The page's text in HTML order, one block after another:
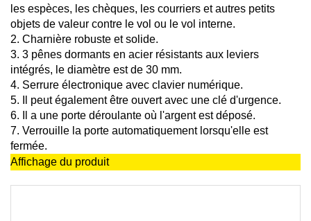
les espèces, les chèques, les courriers et autres petits
objets de valeur contre le vol ou le vol interne.
2. Charnière robuste et solide.
3. 3 pênes dormants en acier résistants aux leviers
intégrés, le diamètre est de 30 mm.
4. Serrure électronique avec clavier numérique.
5. Il peut également être ouvert avec une clé d'urgence.
6. Il a une porte déroulante où l'argent est déposé.
7. Verrouille la porte automatiquement lorsqu'elle est
fermée.
Affichage du produit